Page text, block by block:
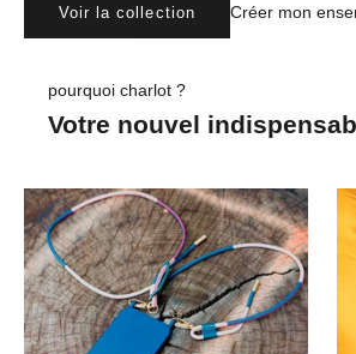
Voir la collection Créer mon
pourquoi charlot ?
Votre nouvel